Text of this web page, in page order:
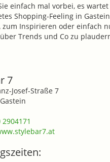
einfach mal vorbei, es
Shopping-Feeling in
zum Inspirieren oder einfach
Trends und Co zu
7
Josef-Straße 7